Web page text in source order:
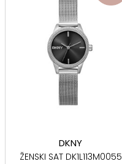
DKNY
ŽENSKI SAT DK1L113M0055